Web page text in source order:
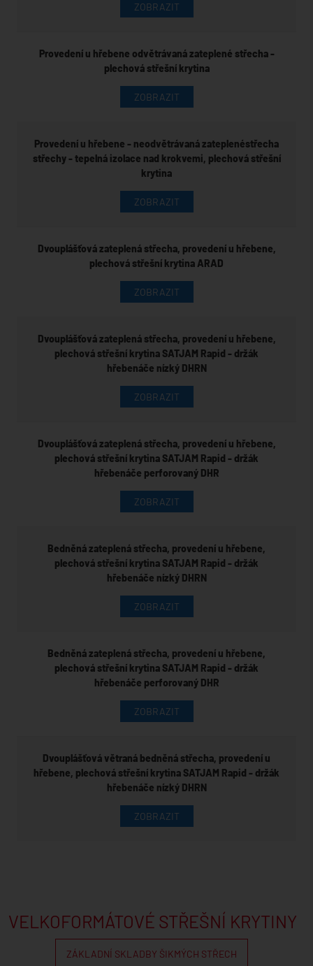
ZOBRAZIT
Provedení u hřebene odvětrávaná zateplené střecha -
plechová střešní krytina
ZOBRAZIT
Provedení u hřebene - neodvětrávaná zateplenéstřecha
střechy - tepelná izolace nad krokvemi, plechová střešní
krytina
ZOBRAZIT
Dvouplášťová zateplená střecha, provedení u hřebene,
plechová střešní krytina ARAD
ZOBRAZIT
Dvouplášťová zateplená střecha, provedení u hřebene,
plechová střešní krytina SATJAM Rapid - držák
hřebenáče nízký DHRN
ZOBRAZIT
Dvouplášťová zateplená střecha, provedení u hřebene,
plechová střešní krytina SATJAM Rapid - držák
hřebenáče perforovaný DHR
ZOBRAZIT
Bedněná zateplená střecha, provedení u hřebene,
plechová střešní krytina SATJAM Rapid - držák
hřebenáče nízký DHRN
ZOBRAZIT
Bedněná zateplená střecha, provedení u hřebene,
plechová střešní krytina SATJAM Rapid - držák
hřebenáče perforovaný DHR
ZOBRAZIT
Dvouplášťová větraná bedněná střecha, provedení u
hřebene, plechová střešní krytina SATJAM Rapid - držák
hřebenáče nízký DHRN
ZOBRAZIT
VELKOFORMÁTOVÉ STŘEŠNÍ KRYTINY
ZÁKLADNÍ SKLADBY ŠIKMÝCH STŘECH